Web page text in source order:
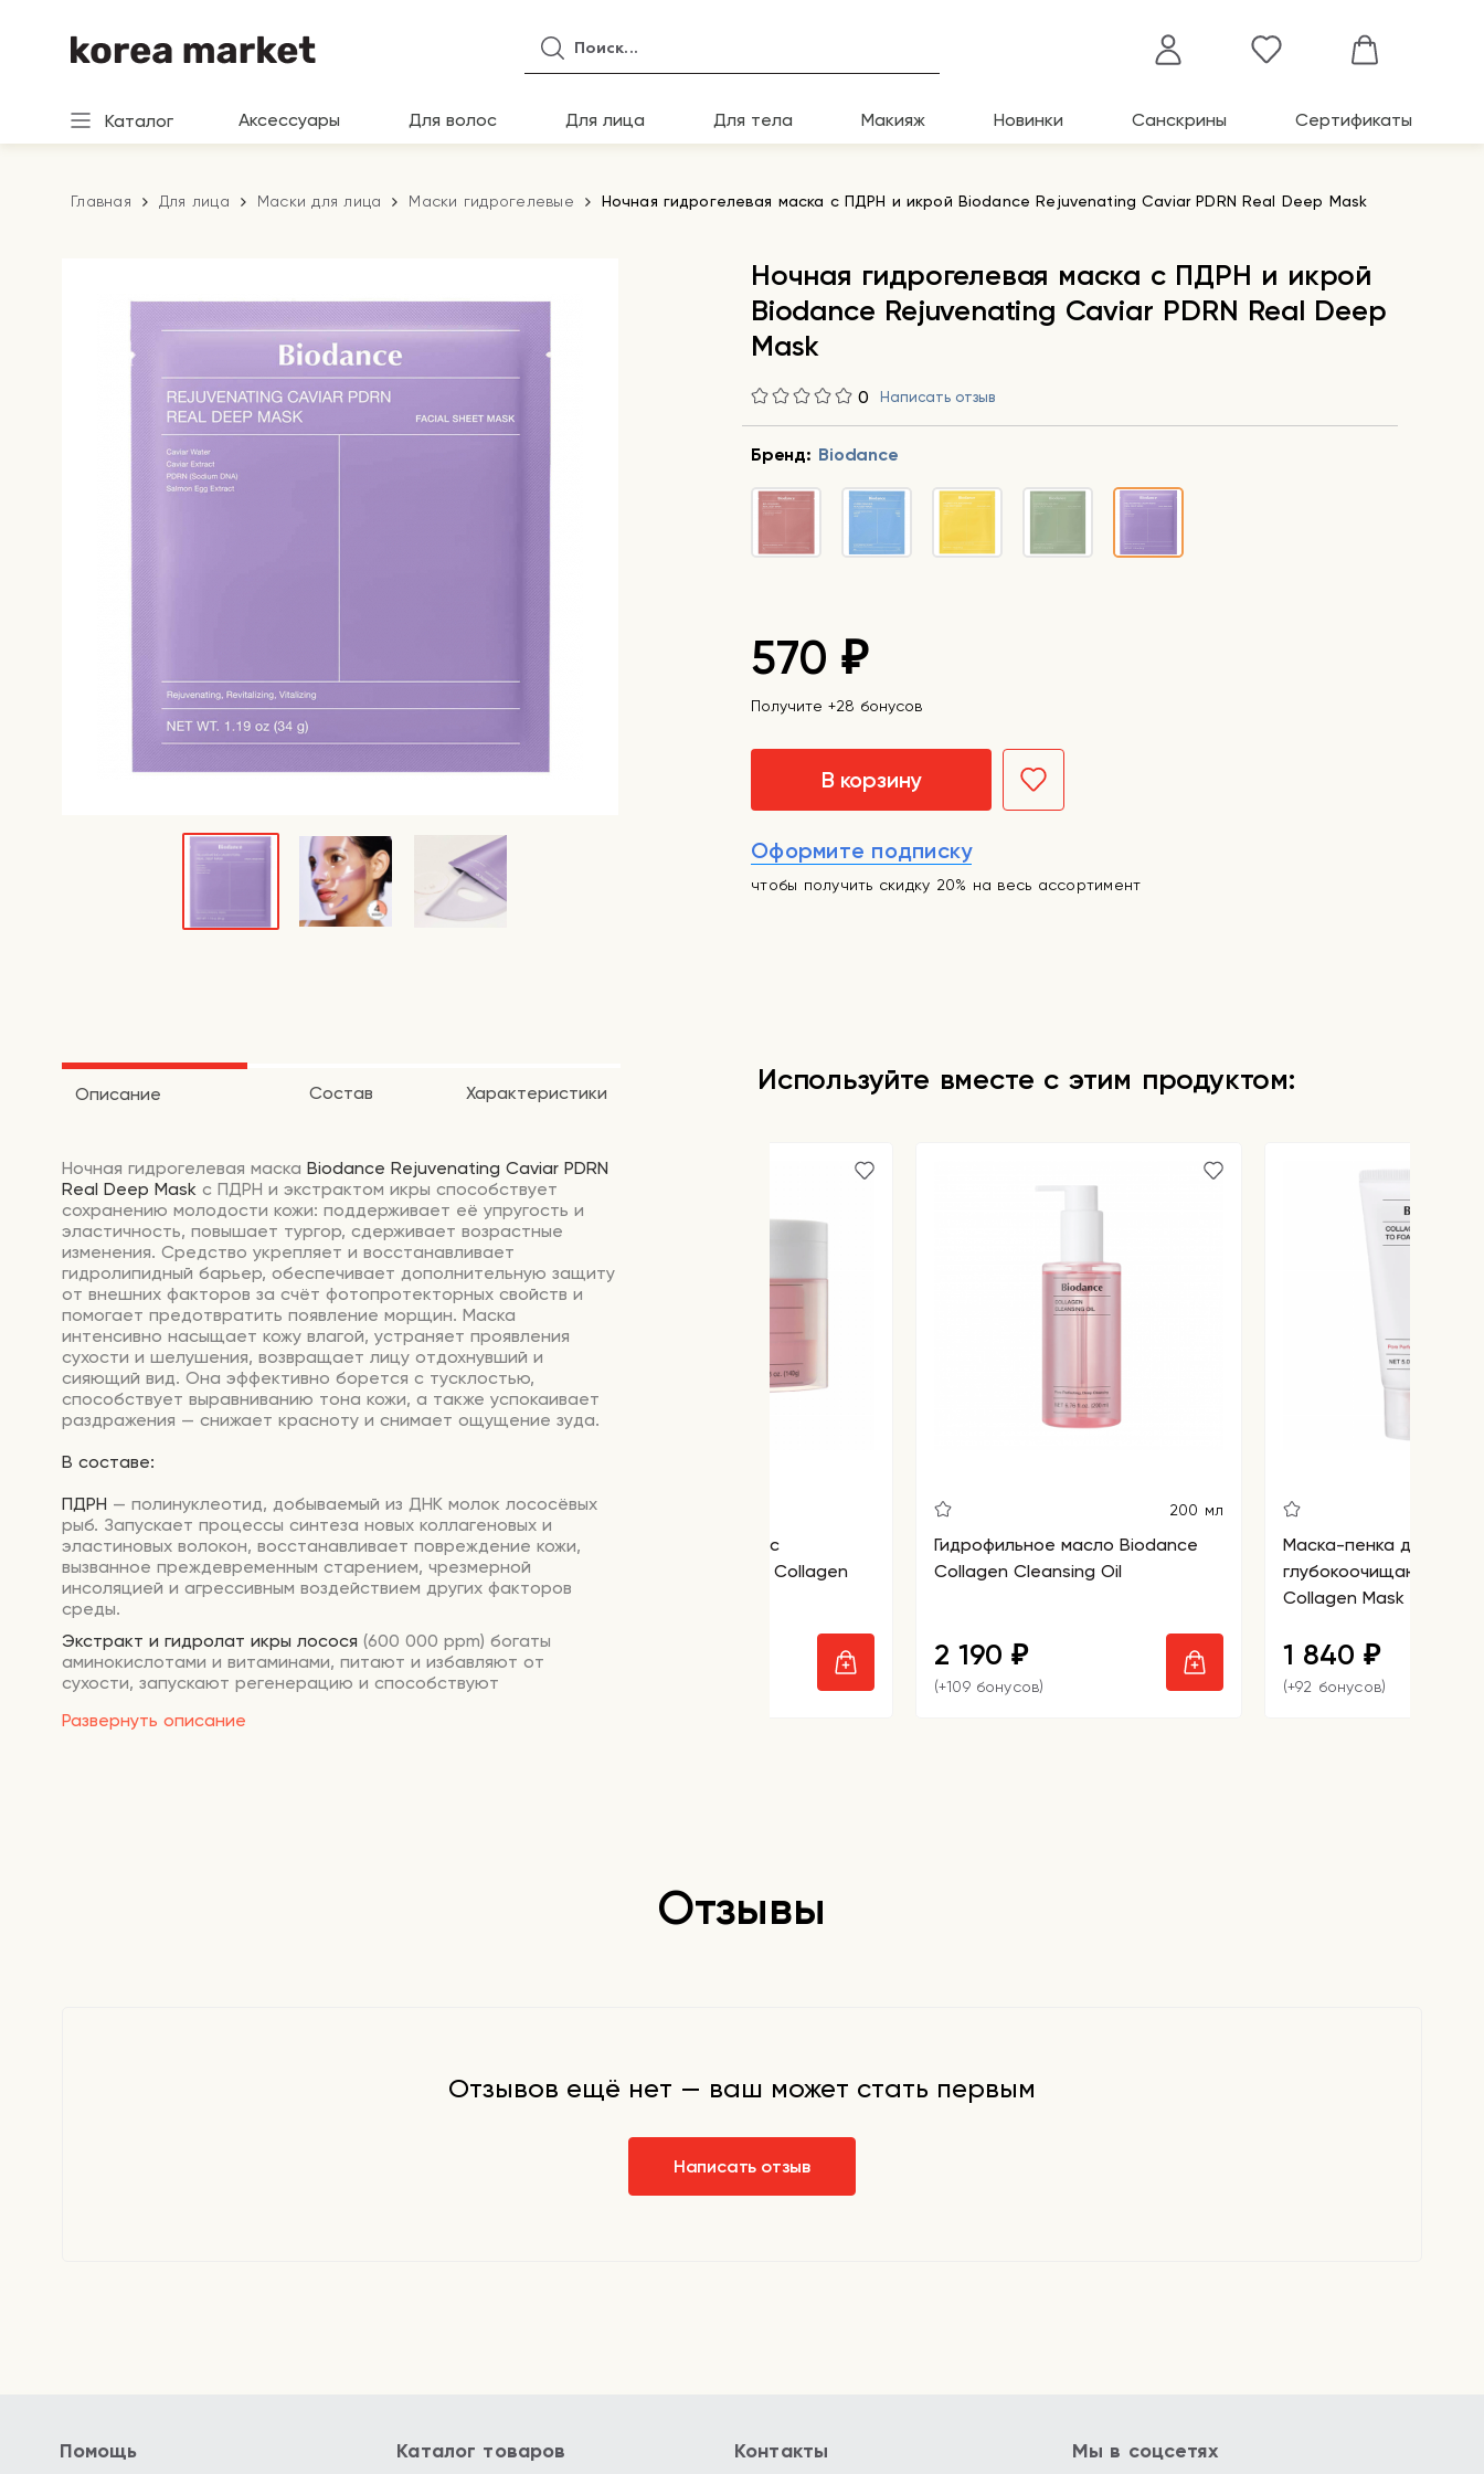
Каталог Аксессуары Для волос Для лица Для тела Макияж Новинки Санскрины Сертификаты
Главная Для лица Маски для лица Маски гидрогелевые Ночная гидрогелевая маска с ПДРН и икрой Biodance Rejuvenating Caviar PDRN Real Deep Mask
Ночная гидрогелевая маска с ПДРН и икрой
Biodance Rejuvenating Caviar PDRN Real Deep
Mask
0 Написать отзыв
Бренд: Biodance
570₽
Получите +28 бонусов
В корзину
Оформите подписку
чтобы получить скидку 20% на весь ассортимент
Описание Состав Характеристики
Развернуть описание
Ночная гидрогелевая маска Biodance Rejuvenating Caviar PDRN
Real Deep Mask с ПДРН и экстрактом икры способствует
сохранению молодости кожи: поддерживает её упругость и
эластичность, повышает тургор, сдерживает возрастные
изменения. Средство укрепляет и восстанавливает
гидролипидный барьер, обеспечивает дополнительную защиту
от внешних факторов за счёт фотопротекторных свойств и
помогает предотвратить появление морщин. Маска
интенсивно насыщает кожу влагой, устраняет проявления
сухости и шелушения, возвращает лицу отдохнувший и
сияющий вид. Она эффективно борется с тусклостью,
способствует выравниванию тона кожи, а также успокаивает
раздражения — снижает красноту и снимает ощущение зуда.
В составе:
ПДРН — полинуклеотид, добываемый из ДНК молок лососёвых
рыб. Запускает процессы синтеза новых коллагеновых и
эластиновых волокон, восстанавливает повреждение кожи,
вызванное преждевременным старением, чрезмерной
инсоляцией и агрессивным воздействием других факторов
среды.
Экстракт и гидролат икры лосося (600 000 ppm) богаты
аминокислотами и витаминами, питают и избавляют от
сухости, запускают регенерацию и способствуют
Аденозин
Используйте вместе с этим продуктом:
Тонер-пэды гелевые с
коллагеном Biodance Collagen
200 мл
Гидрофильное масло Biodance
Collagen Cleansing Oil
2 190 ₽
(+109 бонусов)
Маска-пенка для
глубокоочищающая
Collagen Mask To
1 840 ₽
(+92 бонусов)
Отзывы
Отзывов ещё нет — ваш может стать первым
Написать отзыв
Помощь Каталог товаров Контакты Мы в соцсетях